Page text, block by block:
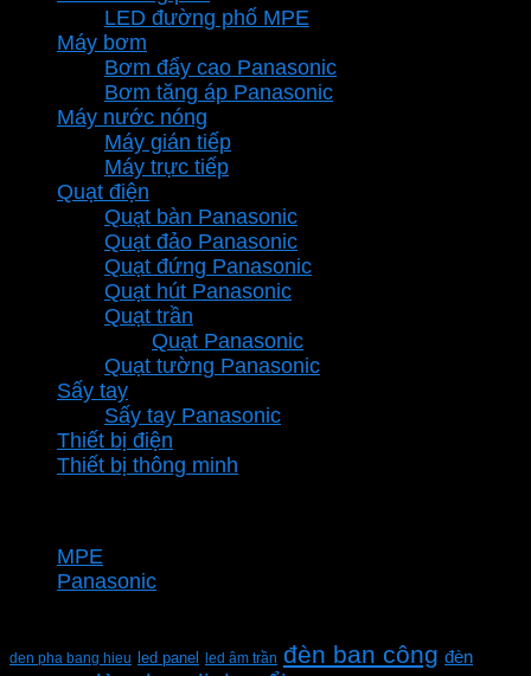
LED đường phố MPE
Máy bơm
Bơm đẩy cao Panasonic
Bơm tăng áp Panasonic
Máy nước nóng
Máy gián tiếp
Máy trực tiếp
Quạt điện
Quạt bàn Panasonic
Quạt đảo Panasonic
Quạt đứng Panasonic
Quạt hút Panasonic
Quạt trần
Quạt Panasonic
Quạt tường Panasonic
Sấy tay
Sấy tay Panasonic
Thiết bị điện
Thiết bị thông minh
MPE
Panasonic
den pha bang hieu led panel led âm trần đèn ban công đèn